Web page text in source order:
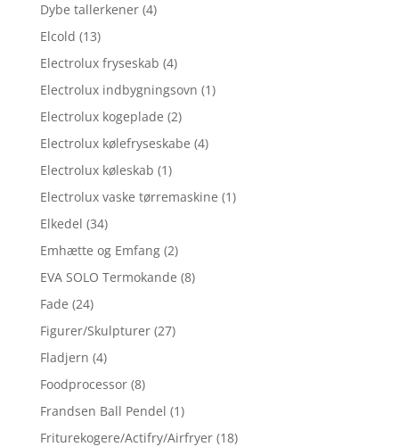
Dybe tallerkener (4)
Elcold (13)
Electrolux fryseskab (4)
Electrolux indbygningsovn (1)
Electrolux kogeplade (2)
Electrolux kølefryseskabe (4)
Electrolux køleskab (1)
Electrolux vaske tørremaskine (1)
Elkedel (34)
Emhætte og Emfang (2)
EVA SOLO Termokande (8)
Fade (24)
Figurer/Skulpturer (27)
Fladjern (4)
Foodprocessor (8)
Frandsen Ball Pendel (1)
Friturekogere/Actifry/Airfryer (18)